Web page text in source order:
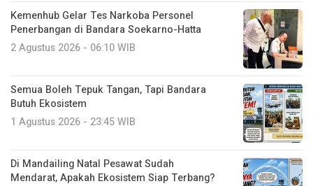
Kemenhub Gelar Tes Narkoba Personel
Penerbangan di Bandara Soekarno-Hatta
2 Agustus 2026 - 06:10 WIB
Semua Boleh Tepuk Tangan, Tapi Bandara
Butuh Ekosistem
1 Agustus 2026 - 23:45 WIB
Di Mandailing Natal Pesawat Sudah
Mendarat, Apakah Ekosistem Siap Terbang?